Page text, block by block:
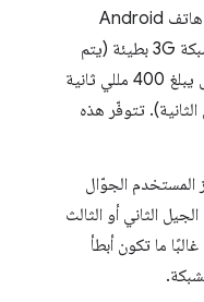
إلى أنّ الحدّ الأدنى العالمي الجيّد هو هاتف Android
متوسط المدى، مثل Moto G4، وشبكة 3G بطيئة (يتم
تعريفها على أنّها وقت استجابة شامل يبلغ 400 مللي ثانية
الثانية). تتوفّر هذه
الجوّال
الثاني أو الثالث
ما تكون أبطأ